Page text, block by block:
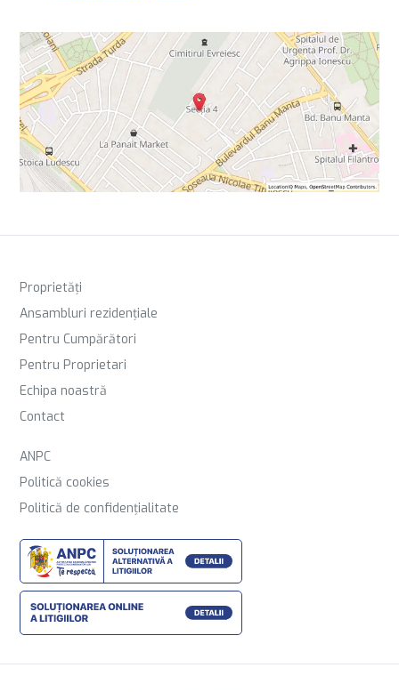
Proprietăți
Ansambluri rezidențiale
Pentru Cumpărători
Pentru Proprietari
Echipa noastră
Contact
ANPC
Politică cookies
Politică de confidențialitate